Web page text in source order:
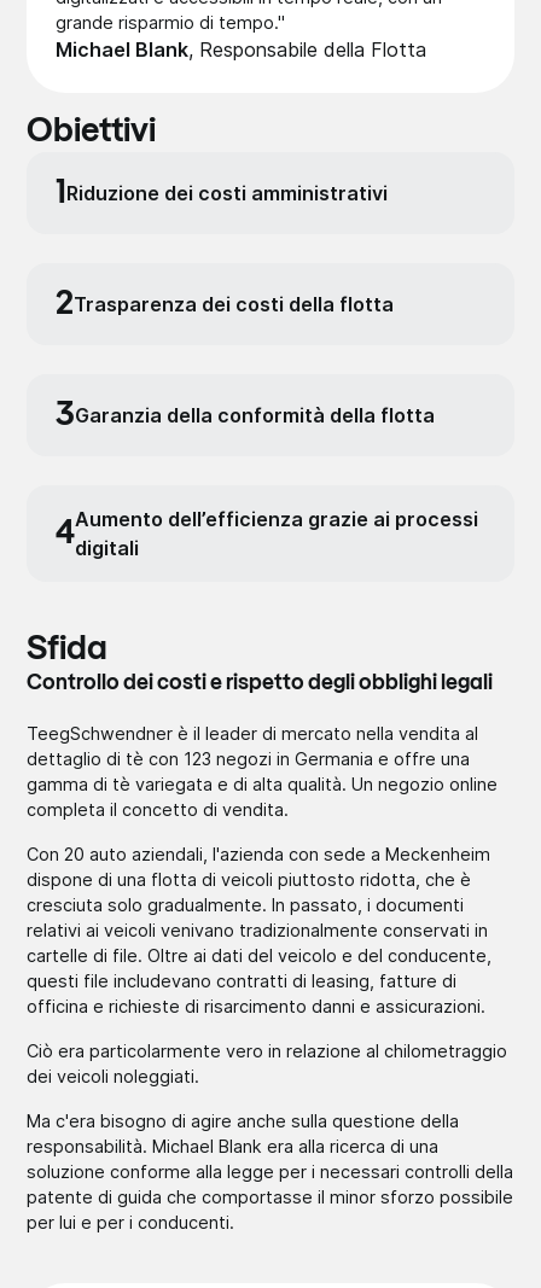
grande risparmio di tempo."
Michael Blank, Respon­sabile­ della Flotta
Obiettivi
1 Riduzione dei costi ammini­strati­vi
2Trasparenza dei costi della flotta
3Garanzia della conformità della flotta
4Aumento dell’efficienza grazie ai processi
digitali
Sfida
Controllo dei costi e rispetto degli obblighi legali
TeegSchwendner è il leader di mercato nella vendita al
dettaglio di tè con 123 negozi in Germania e offre una
gamma di tè variegata e di alta qualità. Un negozio online
completa il concetto di vendita.
Con 20 auto aziendali, l'azienda con sede a Meckenheim
dispone di una flotta di veicoli piuttosto ridotta, che è
cresciuta solo gradualmente. In passato, i documenti
relativi ai veicoli venivano tradizionalmente conservati in
cartelle di file. Oltre ai dati del veicolo e del conducente,
questi file includevano contratti di leasing, fatture di
officina e richieste di risarcimento danni e assicurazioni.
Ciò era particolarmente vero in relazione al chilometraggio
dei veicoli noleggiati.
Ma c'era bisogno di agire anche sulla questione della
responsabilità. Michael Blank era alla ricerca di una
soluzione conforme alla legge per i necessari controlli della
patente di guida che comportasse il minor sforzo possibile
per lui e per i conducenti.